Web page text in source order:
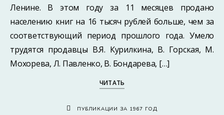
Ленине. В этом году за 11 месяцев продано
населению книг на 16 тысяч рублей больше, чем за
соответствующий период прошлого года. Умело
трудятся продавцы В.Я. Курилкина, В. Горская, М.
Мохорева, Л. Павленко, В. Бондарева, […]
ЧИТАТЬ
ПУБЛИКАЦИИ ЗА 1967 ГОД